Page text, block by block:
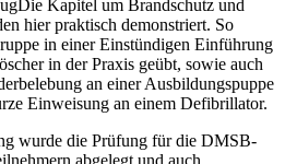
Die Kapitel um Brandschutz und
hier praktisch demonstriert. So
in einer Einstündigen Einführung
in der Praxis geübt, sowie auch
an einer Ausbildungspuppe
Einweisung an einem Defibrillator.
wurde die Prüfung für die DMSB-
abgelegt und auch